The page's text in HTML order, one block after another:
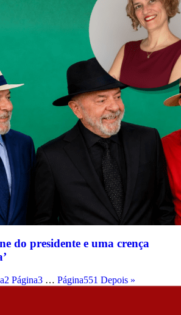
do presidente e uma crença
2 Página3 … Página551 Depois »